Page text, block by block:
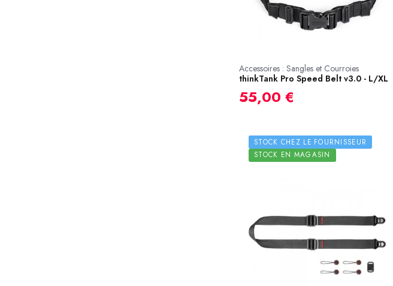
Accessoires : Sangles et Courroies
thinkTank Pro Speed Belt v3.0 - L/XL
55,00 €
STOCK CHEZ LE FOURNISSEUR
STOCK EN MAGASIN